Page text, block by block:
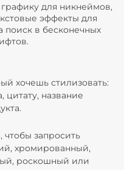
для никнеймов,
эффекты для
поиск в бесконечных
хочешь стилизовать:
цитату, название
чтобы запросить
хромированный,
роскошный или